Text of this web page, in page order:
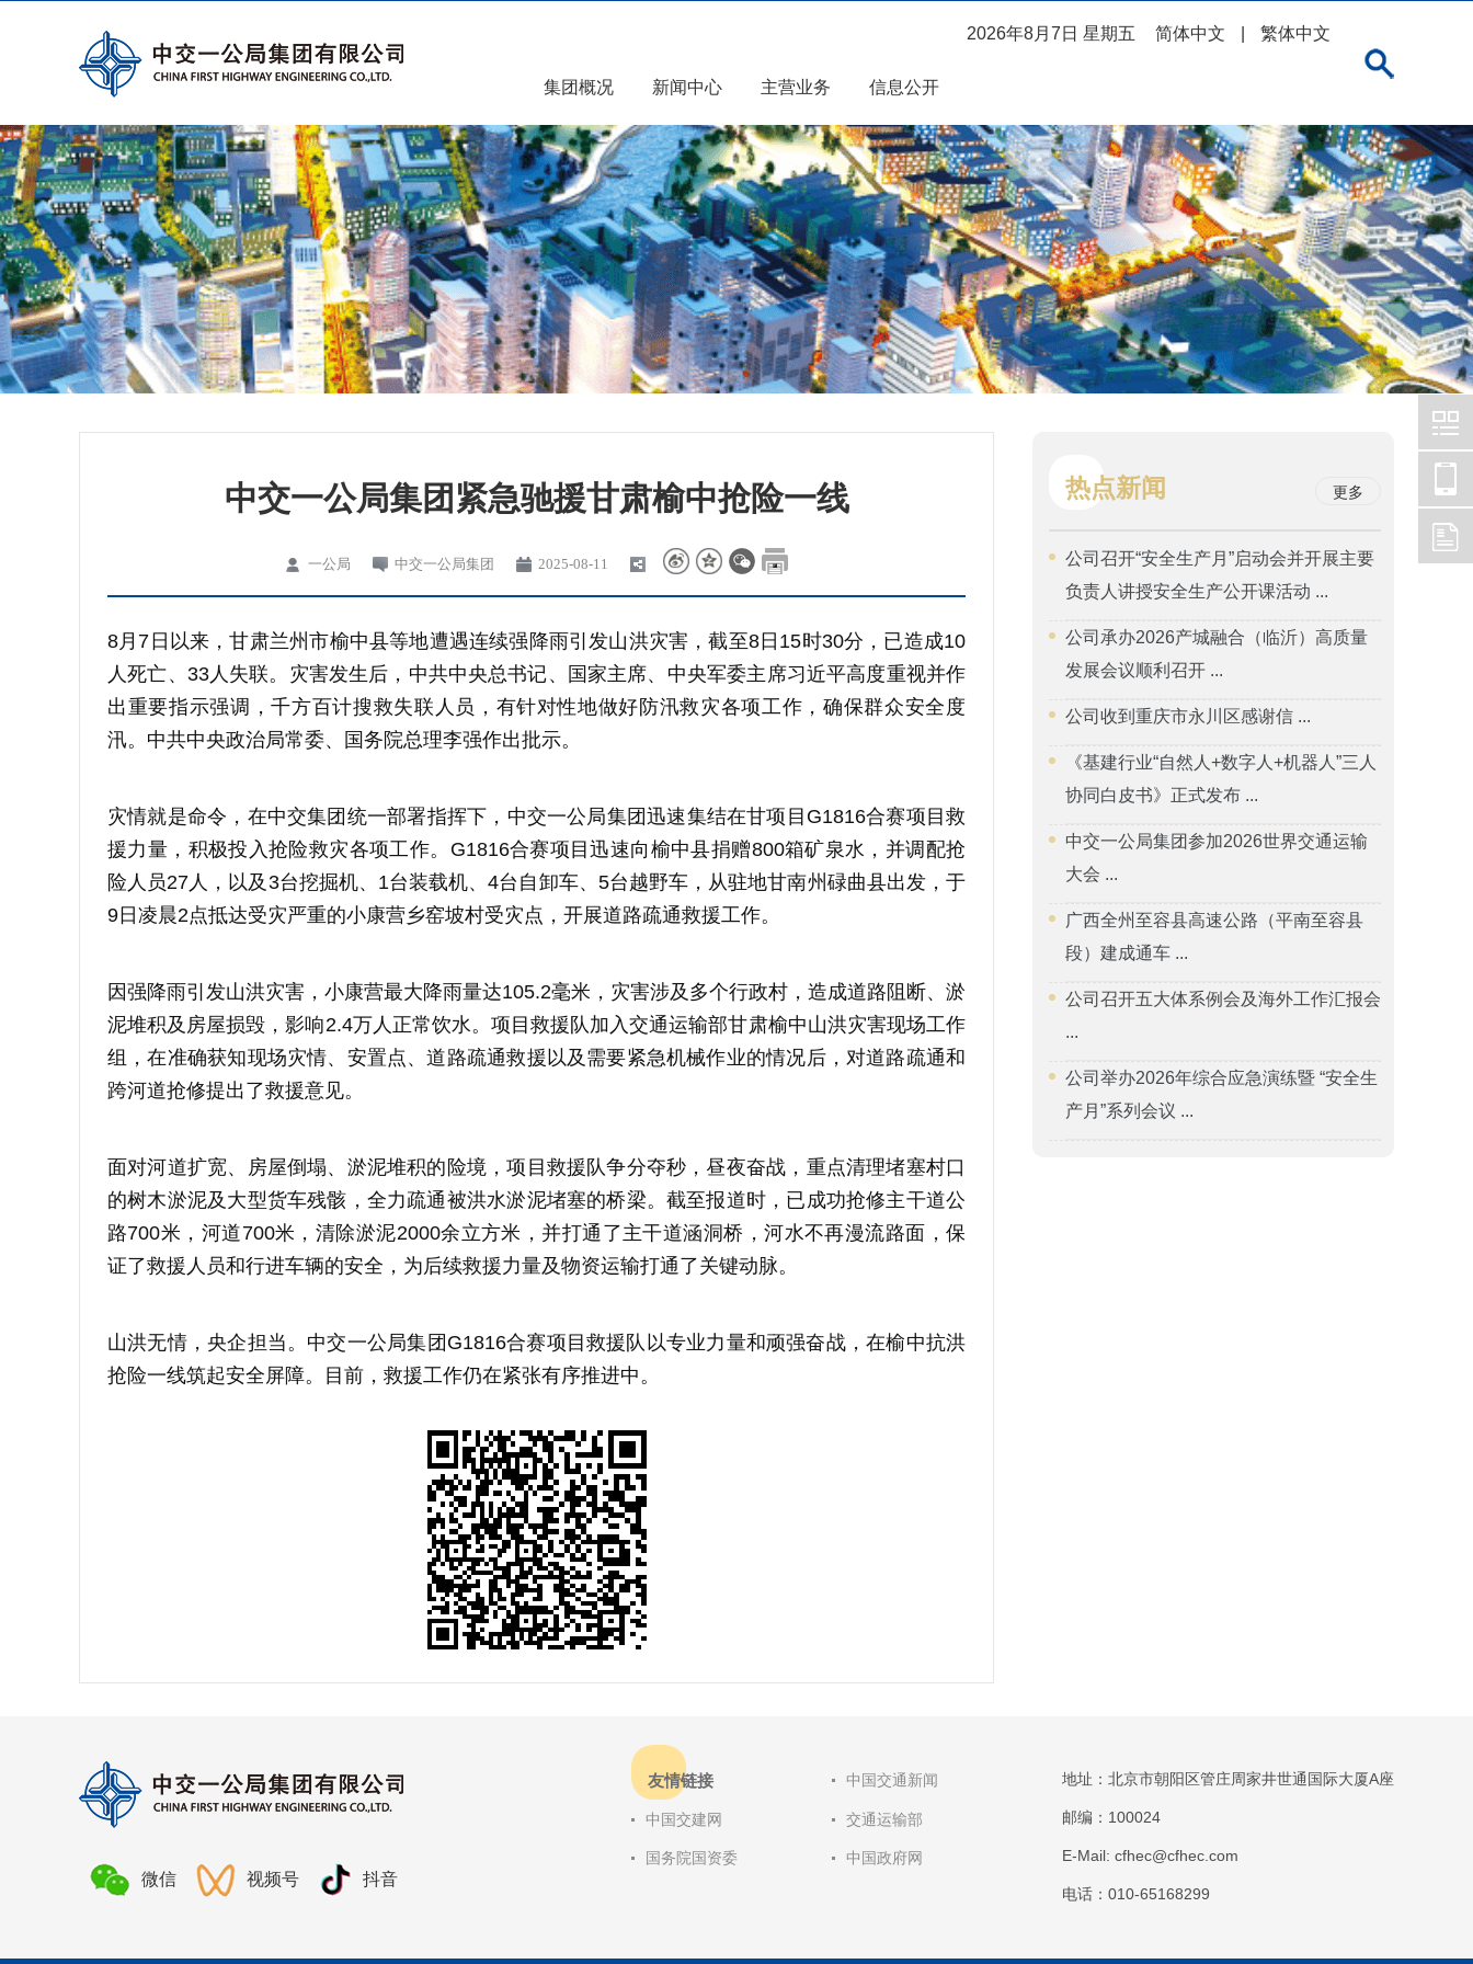
2026年8月7日 星期五 简体中文 繁体中文
集团概况 新闻中心 主营业务 信息公开
中交一公局集团紧急驰援甘肃榆中抢险一线
一公局 中交一公局集团 2025-08-11
8月7日以来，甘肃兰州市榆中县等地遭遇连续强降雨引发山洪灾害，截至8日15时30分，已造成10
人死亡、33人失联。灾害发生后，中共中央总书记、国家主席、中央军委主席习近平高度重视并作
出重要指示强调，千方百计搜救失联人员，有针对性地做好防汛救灾各项工作，确保群众安全度
汛。中共中央政治局常委、国务院总理李强作出批示。
灾情就是命令，在中交集团统一部署指挥下，中交一公局集团迅速集结在甘项目G1816合赛项目救
援力量，积极投入抢险救灾各项工作。G1816合赛项目迅速向榆中县捐赠800箱矿泉水，并调配抢
险人员27人，以及3台挖掘机、1台装载机、4台自卸车、5台越野车，从驻地甘南州碌曲县出发，于
9日凌晨2点抵达受灾严重的小康营乡窑坡村受灾点，开展道路疏通救援工作。
‌因强降雨引发山洪灾害，小康营最大降雨量达105.2毫米‌，灾害涉及多个行政村，造成道路阻断、淤
泥堆积及房屋损毁，影响2.4万人正常饮水‌。项目救援队加入交通运输部甘肃榆中山洪灾害现场工作
组，在准确获知现场灾情、安置点、道路疏通救援以及需要紧急机械作业的情况后，对道路疏通和
跨河道抢修提出了救援意见。
面对河道扩宽、房屋倒塌、淤泥堆积的险境，项目救援队争分夺秒，昼夜奋战，重点清理堵塞村口
的树木淤泥及大型货车残骸，全力疏通被洪水淤泥堵塞的桥梁。截至报道时，已成功抢修主干道公
路700米，河道700米，清除淤泥2000余立方米，并打通了主干道涵洞桥，河水不再漫流路面，保
证了救援人员和行进车辆的安全，为后续救援力量及物资运输打通了关键动脉。
山洪无情，央企担当。中交一公局集团G1816合赛项目救援队以专业力量和顽强奋战，在榆中抗洪
抢险一线筑起安全屏障。目前，救援工作仍在紧张有序推进中。
热点新闻 更多
公司召开“安全生产月”启动会并开展主要
负责人讲授安全生产公开课活动 ...
公司承办2026产城融合（临沂）高质量
发展会议顺利召开 ...
公司收到重庆市永川区感谢信 ...
《基建行业“自然人+数字人+机器人”三人
协同白皮书》正式发布 ...
中交一公局集团参加2026世界交通运输
大会 ...
广西全州至容县高速公路（平南至容县
段）建成通车 ...
公司召开五大体系例会及海外工作汇报会
...
公司举办2026年综合应急演练暨 “安全生
产月”系列会议 ...
微信 视频号 抖音
友情链接 中国交通新闻
中国交建网 交通运输部
国务院国资委 中国政府网
地址：北京市朝阳区管庄周家井世通国际大厦A座
邮编：100024
E-Mail: cfhec@cfhec.com
电话：010-65168299